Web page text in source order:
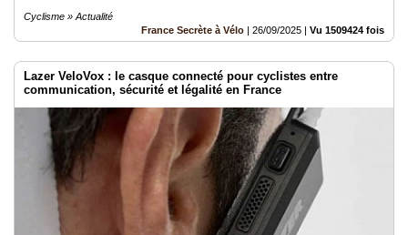
Cyclisme » Actualité
France Secrète à Vélo | 26/09/2025 | Vu 1509424 fois
Lazer VeloVox : le casque connecté pour cyclistes entre
communication, sécurité et légalité en France